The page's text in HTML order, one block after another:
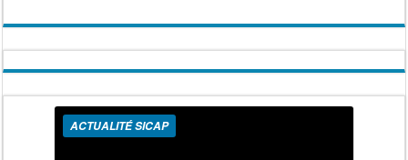
ACTUALITÉ SICAP